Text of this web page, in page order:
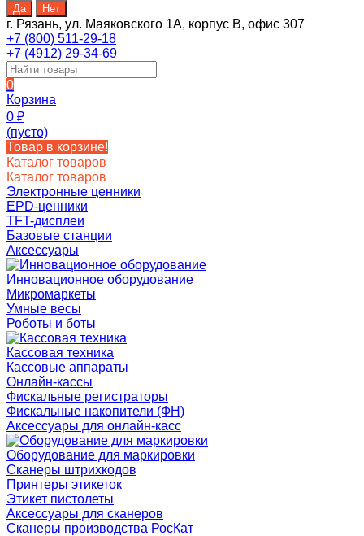
г. Рязань, ул. Маяковского 1А, корпус B, офис 307
+7 (800) 511-29-18
+7 (4912) 29-34-69
0
Корзина
0 ₽
(пусто)
Товар в корзине!
Каталог товаров
Каталог товаров
Электронные ценники
EPD-ценники
TFT-дисплеи
Базовые станции
Аксессуары
Инновационное оборудование
Микромаркеты
Умные весы
Роботы и боты
Кассовая техника
Кассовые аппараты
Онлайн-кассы
Фискальные регистраторы
Фискальные накопители (ФН)
Аксессуары для онлайн-касс
Оборудование для маркировки
Сканеры штрихкодов
Принтеры этикеток
Этикет пистолеты
Аксессуары для сканеров
Сканеры производства РосКат